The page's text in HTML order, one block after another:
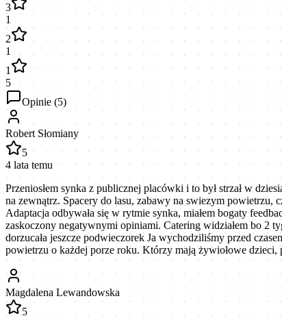
3
1
2
1
1
5
Opinie (5)
Robert Słomiany
5
4 lata temu
Przeniosłem synka z publicznej placówki i to był strzał w
na zewnątrz. Spacery do lasu, zabawy na swiezym powietrzu,
Adaptacja odbywała się w rytmie synka, miałem bogaty
zaskoczony negatywnymi opiniami. Catering widziałem bo 2
dorzucała jeszcze podwieczorek Ja wychodziliśmy przed
powietrzu o każdej porze roku. Którzy mają żywiołowe dzieci,
Magdalena Lewandowska
5